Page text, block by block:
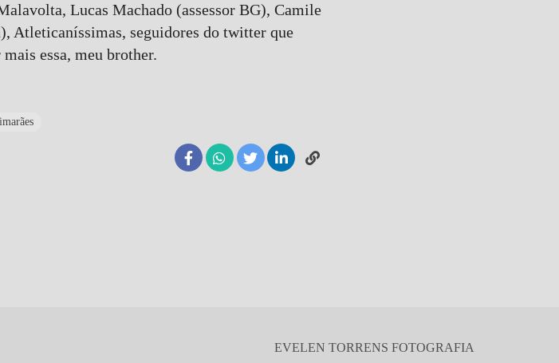
Lucas Machado (assessor BG), Camile
Atleticaníssimas, seguidores do twitter que
essa, meu brother.
EVELEN TORRENS FOTOGRAFIA